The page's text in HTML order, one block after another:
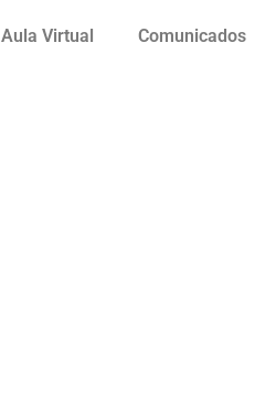
Aula Virtual Comunicados